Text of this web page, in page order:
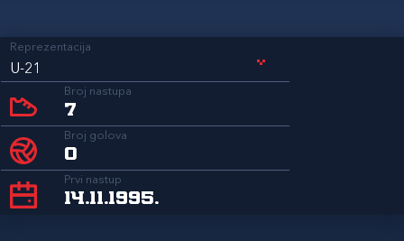
Reprezentacija
U-21
Broj nastupa
7
Broj golova
0
Prvi nastup
14.11.1995.